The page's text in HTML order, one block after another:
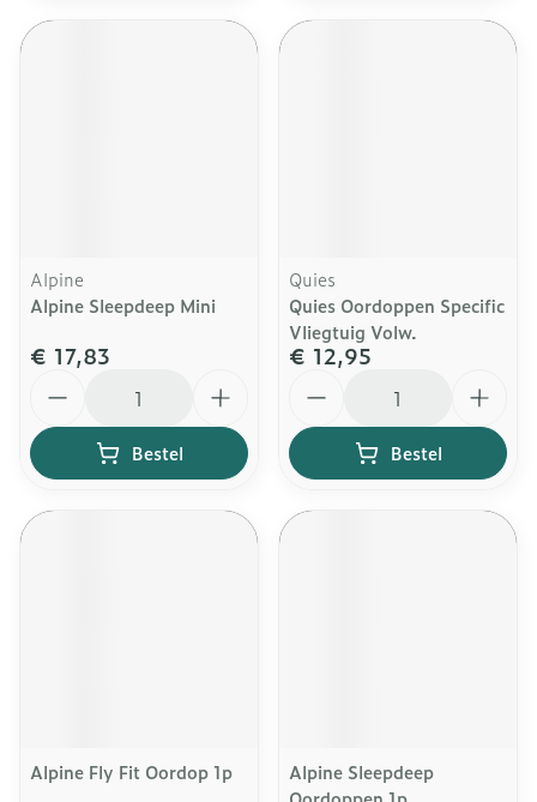
Alpine
Alpine Sleepdeep Mini
€ 17,83
Bestel
Quies
Quies Oordoppen Specific
Vliegtuig Volw.
€ 12,95
Bestel
Alpine Fly Fit Oordop 1p
Alpine Sleepdeep